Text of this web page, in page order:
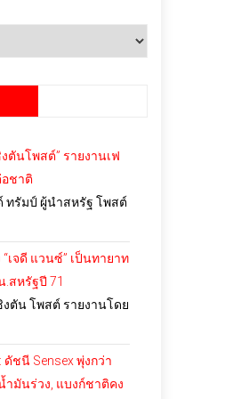
ตันโพสต์” รายงานเฟ
ชาติ
รัมป์ ผู้นำสหรัฐ โพสต์
“เจดี แวนซ์” เป็นทายาท
.สหรัฐปี 71
ตัน โพสต์ รายงานโดย
ชนี Sensex พุ่งกว่า
มันร่วง, แบงก์ชาติคง